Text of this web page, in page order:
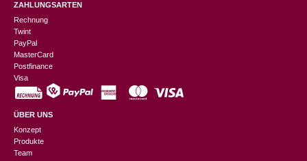
ZAHLUNGSARTEN
Rechnung
Twint
PayPal
MasterCard
Postfinance
Visa
ÜBER UNS
Konzept
Produkte
Team